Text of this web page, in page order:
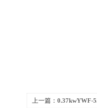
上一篇： 0.37kwYWF-